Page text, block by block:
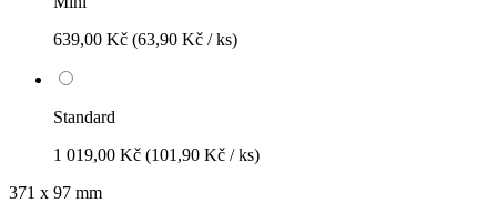
639,00 Kč (63,90 Kč / ks)
Standard
1 019,00 Kč (101,90 Kč / ks)
371 x 97 mm